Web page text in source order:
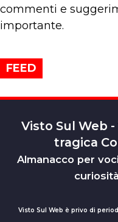
commenti e
importante.
FEED
Visto Sul Web
tragica
Almanacco per
Visto Sul Web è privo di